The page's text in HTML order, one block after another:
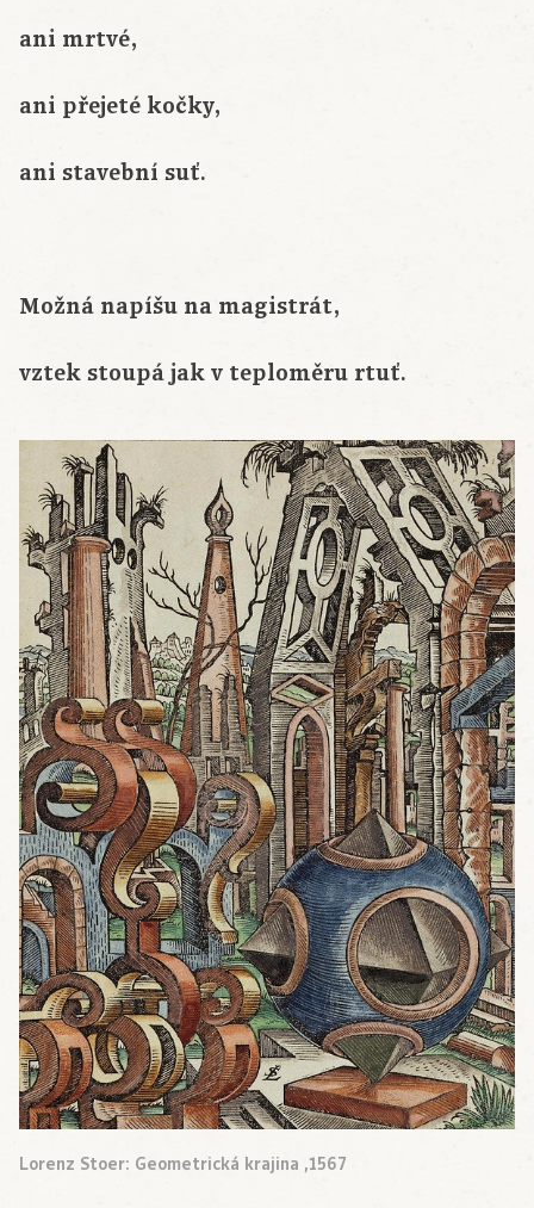
ani mrtvé,
ani přejeté kočky,
ani stavební suť.
Možná napíšu na magistrát,
vztek stoupá jak v teploměru rtuť.
Lorenz Stoer: Geometrická krajina ,1567